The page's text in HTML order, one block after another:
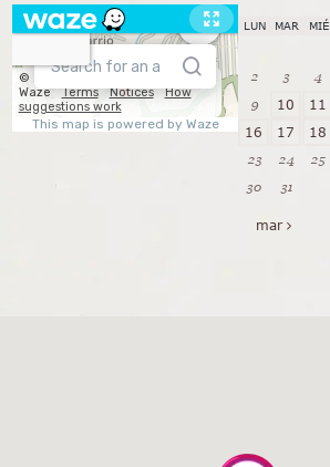
LUN MAR MIÉ
2 3 4
9 10 11
16 17 18
23
24 25
30
31
mar